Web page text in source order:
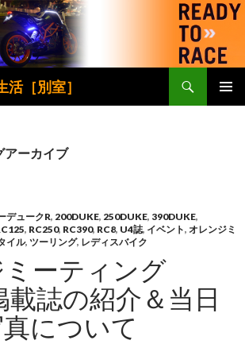
活［別室］
アーカイブ
デュークR, 200DUKE, 250DUKE, 390DUKE,
, RC250, RC390, RC8, U4誌, イベント, オレンジミ
イル, ツーリング, レディスバイク
ーティング
誌の紹介＆当日
について